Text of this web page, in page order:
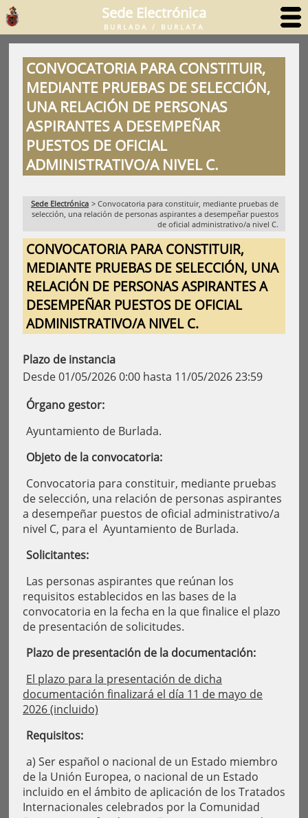
Sede Electrónica
BURLADA / BURLATA
CONVOCATORIA PARA CONSTITUIR,
MEDIANTE PRUEBAS DE SELECCIÓN,
UNA RELACIÓN DE PERSONAS
ASPIRANTES A DESEMPEÑAR
PUESTOS DE OFICIAL
ADMINISTRATIVO/A NIVEL C.
Sede Electrónica > Convocatoria para constituir, mediante pruebas de
selección, una relación de personas aspirantes a desempeñar puestos
de oficial administrativo/a nivel C.
CONVOCATORIA PARA CONSTITUIR,
MEDIANTE PRUEBAS DE SELECCIÓN, UNA
RELACIÓN DE PERSONAS ASPIRANTES A
DESEMPEÑAR PUESTOS DE OFICIAL
ADMINISTRATIVO/A NIVEL C.
Plazo de instancia
Desde 01/05/2026 0:00 hasta 11/05/2026 23:59
Órgano gestor:
Ayuntamiento de Burlada.
Objeto de la convocatoria:
Convocatoria para constituir, mediante pruebas
de selección, una relación de personas aspirantes
a desempeñar puestos de oficial administrativo/a
nivel C, para el Ayuntamiento de Burlada.
Solicitantes:
Las personas aspirantes que reúnan los
requisitos establecidos en las bases de la
convocatoria en la fecha en la que finalice el plazo
de presentación de solicitudes.
Plazo de presentación de la documentación:
El plazo para la presentación de dicha
documentación finalizará el día 11 de mayo de
2026 (incluido)
Requisitos:
a) Ser español o nacional de un Estado miembro
de la Unión Europea, o nacional de un Estado
incluido en el ámbito de aplicación de los Tratados
Internacionales celebrados por la Comunidad